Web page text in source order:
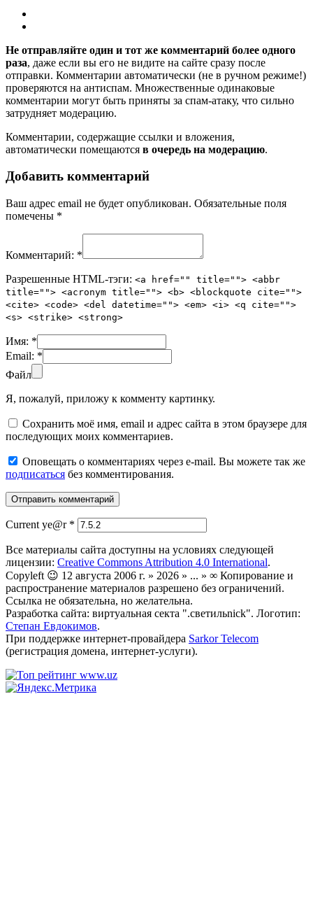
Не отправляйте один и тот же комментарий более одного
раза, даже если вы его не видите на сайте сразу после
отправки. Комментарии автоматически (не в ручном режиме!)
проверяются на антиспам. Множественные одинаковые
комментарии могут быть приняты за спам-атаку, что сильно
затрудняет модерацию.
Комментарии, содержащие ссылки и вложения,
автоматически помещаются в очередь на модерацию.
Добавить комментарий
Ваш адрес email не будет опубликован. Обязательные поля
помечены *
Комментарий: *
Разрешенные HTML-тэги: <a href="" title=""> <abbr
title=""> <acronym title=""> <b> <blockquote cite="">
<cite> <code> <del datetime=""> <em> <i> <q cite="">
<s> <strike> <strong>
Имя: *
Email: *
Файл
Я, пожалуй, приложу к комменту картинку.
Сохранить моё имя, email и адрес сайта в этом браузере для
последующих моих комментариев.
Оповещать о комментариях через e-mail. Вы можете так же
подписаться без комментирования.
Current ye@r *
Все материалы сайта доступны на условиях следующей
лицензии: Creative Commons Attribution 4.0 International.
Copyleft 😉 12 августа 2006 г. » 2026 » ... » ∞ Копирование и
распространение материалов разрешено без ограничений.
Ссылка не обязательна, но желательна.
Разработка сайта: виртуальная секта ".светильnick". Логотип:
Степан Евдокимов.
При поддержке интернет-провайдера Sarkor Telecom
(регистрация домена, интернет-услуги).